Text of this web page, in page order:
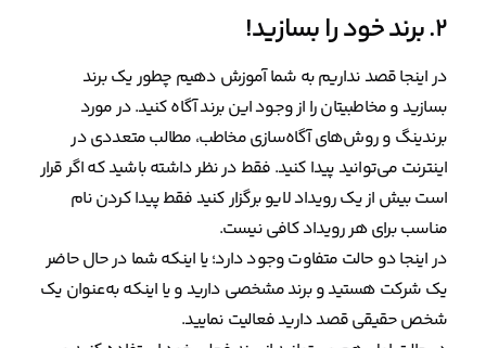
۲. برند خود را بسازید!
در اینجا قصد نداریم به شما آموزش دهیم چطور یک برند
بسازید و مخاطبیتان را از وجود این برند آگاه کنید. در مورد
برندینگ و روش‌های آگاه‌سازی مخاطب، مطالب متعددی در
اینترنت می‌توانید پیدا کنید. فقط در نظر داشته باشید که اگر قرار
است بیش از یک رویداد لایو برگزار کنید فقط پیدا کردن نام
مناسب برای هر رویداد کافی نیست.
در اینجا دو حالت متفاوت وجود دارد؛ یا اینکه شما در حال حاضر
یک شرکت هستید و برند مشخصی دارید و یا اینکه به‌عنوان یک
شخص حقیقی قصد دارید فعالیت نمایید.